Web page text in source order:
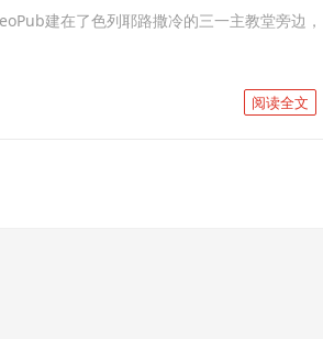
建在了色列耶路撒冷的三一主教堂旁边，
阅读全文